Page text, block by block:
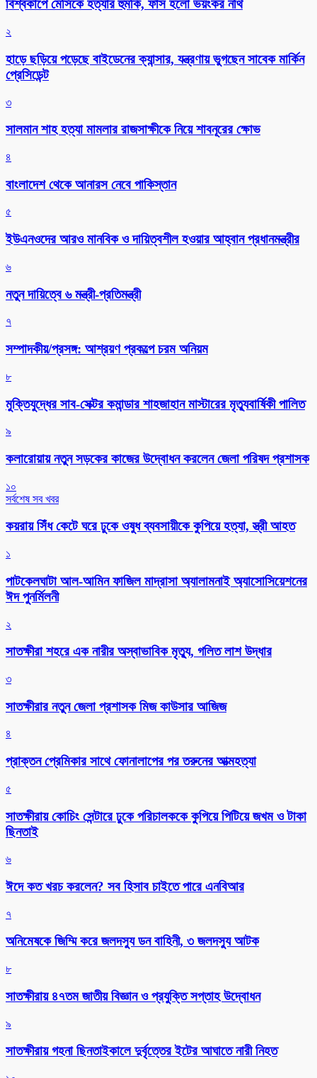
বিশ্বকাপে মেসিকে হত্যার হুমকি, ফাঁস হলো ভয়ংকর নথি
২
হাড়ে ছড়িয়ে পড়েছে বাইডেনের ক্যান্সার, যন্ত্রণায় ভুগছেন সাবেক মার্কিন
প্রেসিডেন্ট
৩
সালমান শাহ হত্যা মামলার রাজসাক্ষীকে নিয়ে শাবনূরের ক্ষোভ
৪
বাংলাদেশ থেকে আনারস নেবে পাকিস্তান
৫
ইউএনওদের আরও মানবিক ও দায়িত্বশীল হওয়ার আহ্বান প্রধানমন্ত্রীর
৬
নতুন দায়িত্বে ৬ মন্ত্রী-প্রতিমন্ত্রী
৭
সম্পাদকীয়/প্রসঙ্গ: আশ্রয়ণ প্রকল্পে চরম অনিয়ম
৮
মুক্তিযুদ্ধের সাব-সেক্টর কমান্ডার শাহজাহান মাস্টারের মৃত্যুবার্ষিকী পালিত
৯
কলারোয়ায় নতুন সড়কের কাজের উদ্বোধন করলেন জেলা পরিষদ প্রশাসক
১০
সর্বশেষ সব খবর
কয়রায় সিঁধ কেটে ঘরে ঢুকে ওষুধ ব্যবসায়ীকে কুপিয়ে হত্যা, স্ত্রী আহত
১
পাটকেলঘাটা আল-আমিন ফাজিল মাদ্রাসা অ্যালামনাই অ্যাসোসিয়েশনের
ঈদ পুনর্মিলনী
২
সাতক্ষীরা শহরে এক নারীর অস্বাভাবিক মৃত্যু, গলিত লাশ উদ্ধার
৩
সাতক্ষীরার নতুন জেলা প্রশাসক মিজ কাউসার আজিজ
৪
প্রাক্তন প্রেমিকার সাথে ফোনালাপের পর তরুনের আত্মহত্যা
৫
সাতক্ষীরায় কোচিং সেন্টারে ঢুকে পরিচালককে কুপিয়ে পিটিয়ে জখম ও টাকা
ছিনতাই
৬
ঈদে কত খরচ করলেন? সব হিসাব চাইতে পারে এনবিআর
৭
অনিমেষকে জিম্মি করে জলদস্যু ডন বাহিনী, ৩ জলদস্যু আটক
৮
সাতক্ষীরায় ৪৭তম জাতীয় বিজ্ঞান ও প্রযুক্তি সপ্তাহ উদ্বোধন
৯
সাতক্ষীরায় গহনা ছিনতাইকালে দুর্বৃত্তের ইটের আঘাতে নারী নিহত